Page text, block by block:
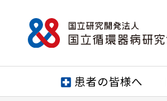
患者の皆様へ